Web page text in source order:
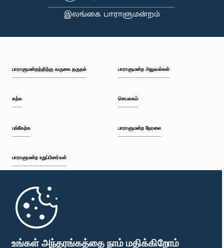
உங்கள் அந்தரங்கத்தை நாம் மதிக்கிறோம்
பாராளுமன்றத்திற்கு வருகை தருதல்
கற்க
பங்கேற்க
பாராளுமன்ற உறுப்பினர்கள்
முதற்பக்கம்
பாராளுமன்ற அலுவல்கள்
செயலகம்
பாராளுமன்ற நேரலை
பாராளுமன்ற கையடக்க செயலி